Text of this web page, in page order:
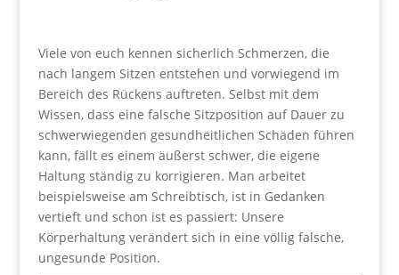
Viele von euch kennen sicherlich Schmerzen, die
nach langem Sitzen entstehen und vorwiegend im
Bereich des Rückens auftreten. Selbst mit dem
Wissen, dass eine falsche Sitzposition auf Dauer zu
schwerwiegenden gesundheitlichen Schäden führen
kann, fällt es einem äußerst schwer, die eigene
Haltung ständig zu korrigieren. Man arbeitet
beispielsweise am Schreibtisch, ist in Gedanken
vertieft und schon ist es passiert: Unsere
Körperhaltung verändert sich in eine völlig falsche,
ungesunde Position.